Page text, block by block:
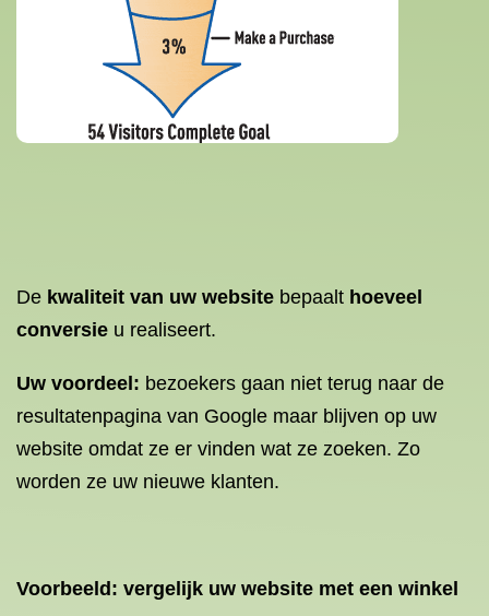
De kwaliteit van uw website bepaalt hoeveel
conversie u realiseert.
Uw voordeel: bezoekers gaan niet terug naar de
resultatenpagina van Google maar blijven op uw
website omdat ze er vinden wat ze zoeken. Zo
worden ze uw nieuwe klanten.
Voorbeeld: vergelijk uw website met een winkel